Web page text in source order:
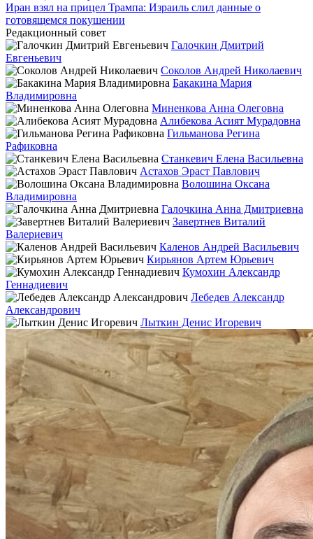
Иран взял на прицел Трампа: Израиль слил данные о
готовящемся покушении
Редакционный совет
Галочкин Дмитрий
Евгеньевич
Соколов Андрей Николаевич
Бакакина Мария
Владимировна
Миненкова Анна Олеговна
Алибекова Асият Мурадовна
Гильманова Регина
Рафиковна
Станкевич Елена Васильевна
Астахов Эраст Павлович
Волошина Оксана
Владимировна
Галочкина Анна Дмитриевна
Завертнев Виталий
Валериевич
Каленов Андрей Васильевич
Кирьянов Артем Юрьевич
Кумохин Александр
Геннадиевич
Лебедев Александр
Александрович
Лыткин Денис Игоревич